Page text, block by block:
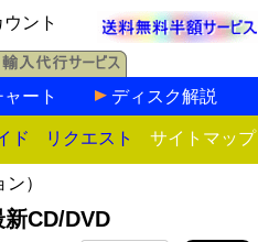
ント
ート ディスク解説
ド リクエスト サイトマップ
）
CD/DVD